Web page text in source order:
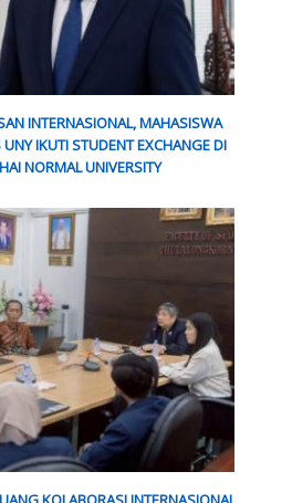
INTERNASIONAL, MAHASISWA
UNY IKUTI STUDENT EXCHANGE DI
NORMAL UNIVERSITY